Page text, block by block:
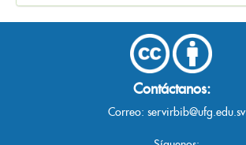
Contáctanos:
Correo: servirbib@ufg.edu.sv